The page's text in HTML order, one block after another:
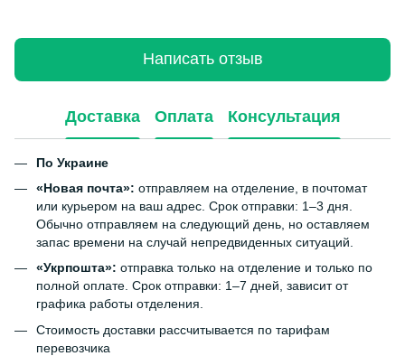
Написать отзыв
Доставка Оплата Консультация
По Украине
«Новая почта»: отправляем на отделение, в почтомат
или курьером на ваш адрес. Срок отправки: 1–3 дня.
Обычно отправляем на следующий день, но оставляем
запас времени на случай непредвиденных ситуаций.
«Укрпошта»: отправка только на отделение и только по
полной оплате. Срок отправки: 1–7 дней, зависит от
графика работы отделения.
Стоимость доставки рассчитывается по тарифам
перевозчика